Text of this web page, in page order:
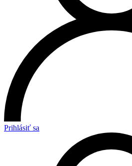
Prihlásiť sa